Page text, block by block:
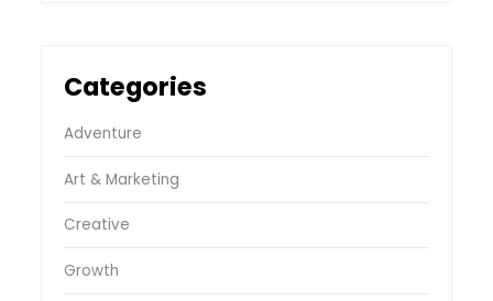
Categories
Adventure
Art & Marketing
Creative
Growth